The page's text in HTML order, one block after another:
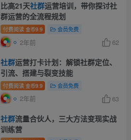
比高21天社群运营培训，带你探讨社
群运营的全流程规划
付费阅读 金币9.9 会员免费
2年前 62
社群运营打卡计划：解锁社群定位、
引流、搭建与裂变技能
付费阅读 金币9.9 会员免费
2年前 63
社群流量合伙人，三大方法变现实战
训练营